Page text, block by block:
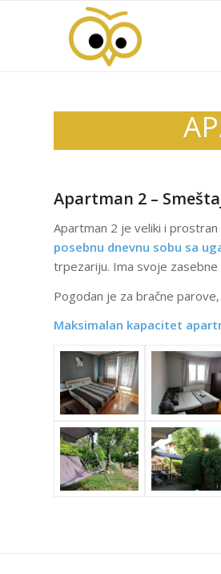
Apartman 2 –
Apartman 2 je veliki i
posebnu dnevnu sobu sa
trpezariju. Ima svoje
Pogodan je za bračne
Maksimalan kapacitet